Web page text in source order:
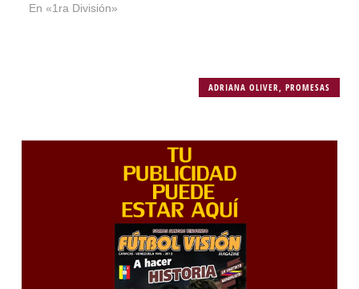
En «1ra División»
ADRIANA OLIVER,PROMESAS